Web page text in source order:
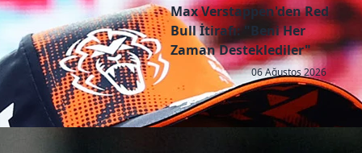
Max Verstappen'den Red
Bull İtirafı: "Beni Her
Zaman Desteklediler"
06 Ağustos 2026